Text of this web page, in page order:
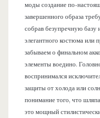
моды создание по-
завершенного образа
собрав безупречную базу
элегантного костюма или
забываем о финальном
элементы воедино.
воспринимался
защиты от холода или
понимание того, что
это мощный